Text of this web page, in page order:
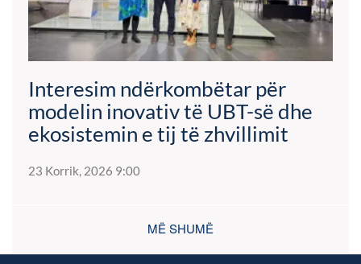
Interesim ndërkombëtar për
modelin inovativ të UBT-së dhe
ekosistemin e tij të zhvillimit
23 Korrik, 2026 9:00
MË SHUMË